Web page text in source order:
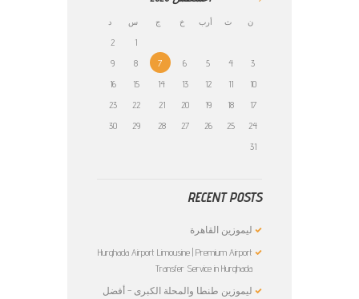
ن ث أرب خ ج س د
1
2
3
4
5
6
7
8
9
10
11
12
13
14
15
16
17
18
19
20
21
22
23
24
25
26
27
28
29
30
31
RECENT POSTS
ليموزين القاهرة
Hurghada Airport Limousine | Premium Airport
Transfer Service in Hurghada
ليموزين طنطا والمحلة الكبرى – أفضل